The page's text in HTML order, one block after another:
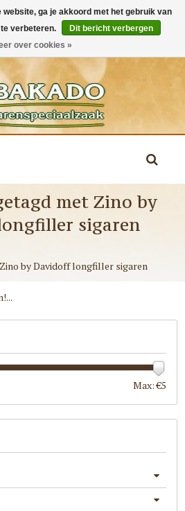
met Zino by
sigaren
Zino by Davidoff longfiller sigaren
Max: €5
website, ga je akkoord met het gebruik van
verbeteren.
Dit bericht verbergen
over cookies »